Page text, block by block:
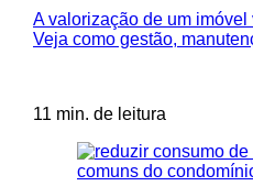
A valorização de um
Veja como gestão,
11 min. de leitura